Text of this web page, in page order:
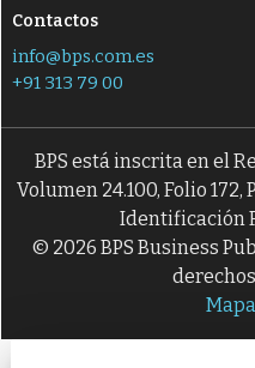
Contactos
info@bps.com.es
+91 313 79 00
BPS está inscrita en el
Volumen 24.100, Folio
Identificación
© 2026 BPS Business